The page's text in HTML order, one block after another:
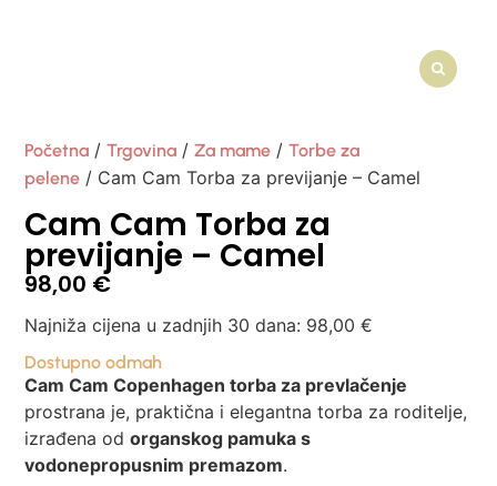
Početna /Trgovina /Za mame /Torbe za
pelene / Cam Cam Torba za previjanje – Camel
Cam Cam Torba za
previjanje – Camel
98,00 €
Najniža cijena u zadnjih 30 dana: 98,00€
Dostupno odmah
Cam Cam Copenhagen torba za prevlačenje
prostrana je, praktična i elegantna torba za roditelje,
izrađena odorganskog pamuka s
vodonepropusnim premazom.